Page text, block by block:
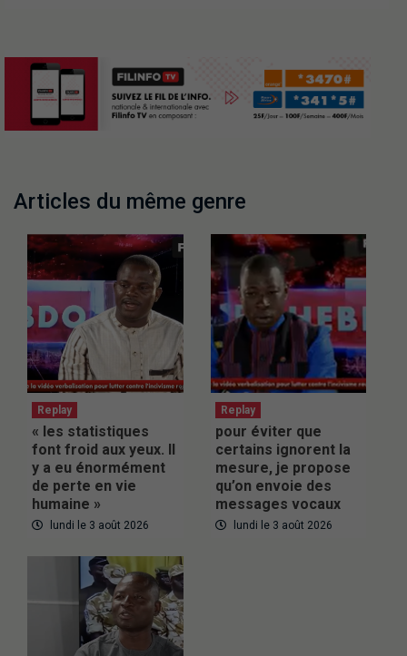
Articles du même genre
Replay
« les statistiques
font froid aux yeux. Il
y a eu énormément
de perte en vie
humaine »
lundi le 3 août 2026
Replay
pour éviter que
certains ignorent la
mesure, je propose
qu’on envoie des
messages vocaux
lundi le 3 août 2026